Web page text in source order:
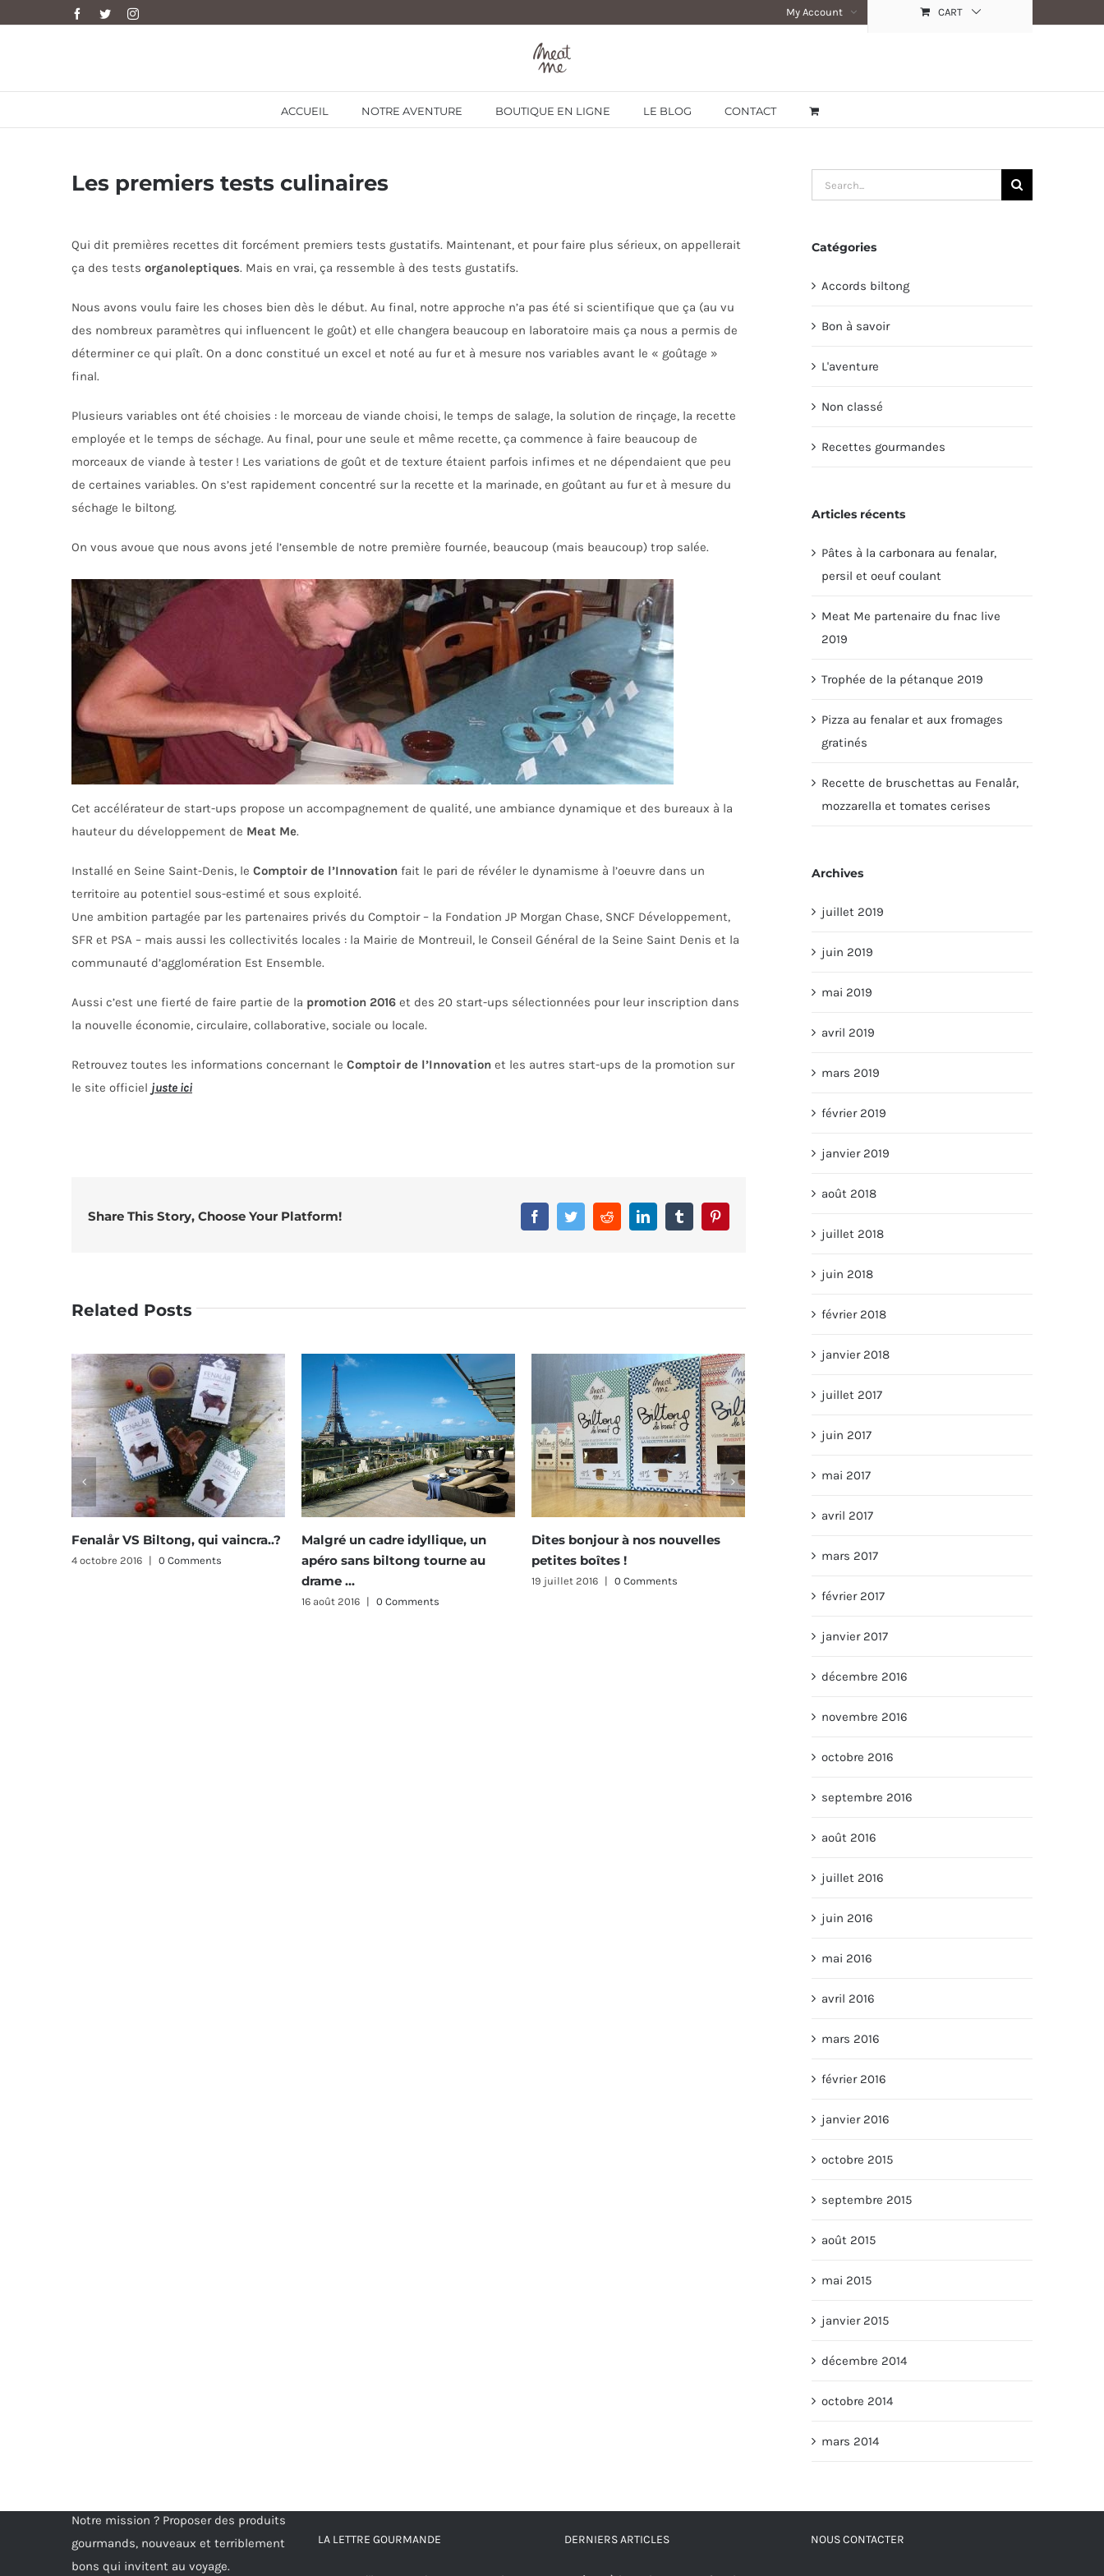
FacebookTwitterInstagram My Account CART
ACCUEIL NOTRE AVENTURE BOUTIQUE EN LIGNE LE BLOG CONTACT
Les premiers tests culinaires
Qui dit premières recettes dit forcément premiers tests gustatifs. Maintenant, et pour faire plus sérieux, on appellerait
ça des tests organoleptiques. Mais en vrai, ça ressemble à des tests gustatifs.
Nous avons voulu faire les choses bien dès le début. Au final, notre approche n’a pas été si scientifique que ça (au vu
des nombreux paramètres qui influencent le goût) et elle changera beaucoup en laboratoire mais ça nous a permis de
déterminer ce qui plaît. On a donc constitué un excel et noté au fur et à mesure nos variables avant le « goûtage »
final.
Plusieurs variables ont été choisies : le morceau de viande choisi, le temps de salage, la solution de rinçage, la recette
employée et le temps de séchage. Au final, pour une seule et même recette, ça commence à faire beaucoup de
morceaux de viande à tester ! Les variations de goût et de texture étaient parfois infimes et ne dépendaient que peu
de certaines variables. On s’est rapidement concentré sur la recette et la marinade, en goûtant au fur et à mesure du
séchage le biltong.
On vous avoue que nous avons jeté l’ensemble de notre première fournée, beaucoup (mais beaucoup) trop salée.
Cet accélérateur de start-ups propose un accompagnement de qualité, une ambiance dynamique et des bureaux à la
hauteur du développement de Meat Me.
Installé en Seine Saint-Denis, le Comptoir de l’Innovation fait le pari de révéler le dynamisme à l’oeuvre dans un
territoire au potentiel sous-estimé et sous exploité.
Une ambition partagée par les partenaires privés du Comptoir – la Fondation JP Morgan Chase, SNCF Développement,
SFR et PSA – mais aussi les collectivités locales : la Mairie de Montreuil, le Conseil Général de la Seine Saint Denis et la
communauté d’agglomération Est Ensemble.
Aussi c’est une fierté de faire partie de la promotion 2016 et des 20 start-ups sélectionnées pour leur inscription dans
la nouvelle économie, circulaire, collaborative, sociale ou locale.
Retrouvez toutes les informations concernant le Comptoir de l’Innovation et les autres start-ups de la promotion sur
le site officiel juste ici
Share This Story, Choose Your Platform! FacebookTwitterRedditLinkedInTumblrPinterest
Related Posts
Malgré un cadre idyllique, un
apéro sans biltong tourne au
Dites bonjour à nos nouvelles
petites boîtes !
19 juillet 2016
Meat Me sur M6
4 juillet 2016 | 10 juin 2016 | 0 Comments
Search
for:
Catégories
Accords biltong
Bon à savoir
L'aventure
Non classé
Recettes gourmandes
Articles récents
Pâtes à la carbonara au fenalar,
persil et oeuf coulant
Meat Me partenaire du fnac live
2019
Trophée de la pétanque 2019
Pizza au fenalar et aux fromages
gratinés
Recette de bruschettas au Fenalår,
mozzarella et tomates cerises
Archives
juillet 2019
juin 2019
mai 2019
avril 2019
mars 2019
février 2019
janvier 2019
août 2018
juillet 2018
juin 2018
février 2018
janvier 2018
juillet 2017
juin 2017
mai 2017
avril 2017
mars 2017
février 2017
janvier 2017
décembre 2016
novembre 2016
octobre 2016
septembre 2016
août 2016
juillet 2016
juin 2016
mai 2016
avril 2016
mars 2016
février 2016
janvier 2016
octobre 2015
septembre 2015
août 2015
mai 2015
janvier 2015
décembre 2014
octobre 2014
mars 2014
Notre mission ? Proposer des produits
gourmands, nouveaux et terriblement
bons qui invitent au voyage.
LA LETTRE GOURMANDE DERNIERS ARTICLES NOUS CONTACTER